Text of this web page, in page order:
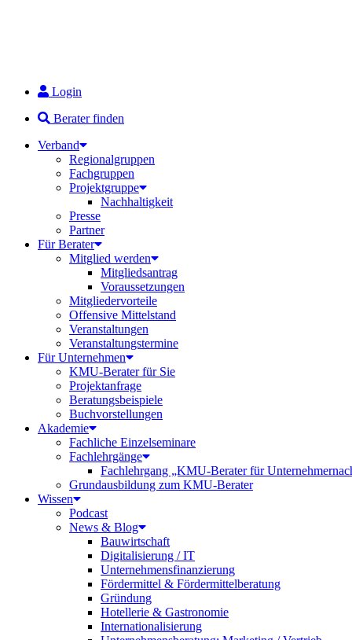
Login
Berater finden
Verband
Regionalgruppen
Fachgruppen
Projektgruppe
Nachhaltigkeit
Presse
Partner
Für Berater
Mitglied werden
Mitgliedsantrag
Voraussetzungen
Mitgliedervorteile
Offensive Mittelstand
Veranstaltungen
Veranstaltungstermine
Für Unternehmen
KMU-Berater für Sie
Projektanfrage
Beratungsbeispiele
Buchvorstellungen
Akademie
Fachliche Einzelseminare
Fachlehrgänge
Fachlehrgang „KMU-Berater für
Grundausbildung zum KMU-Berater
Wissen
Podcast
News & Blog
Bauwirtschaft
Digitalisierung / IT
Unternehmensfinanzierung
Fördermittel & Fördermittelberatung
Gründung
Hotellerie & Gastronomie
Internationalisierung